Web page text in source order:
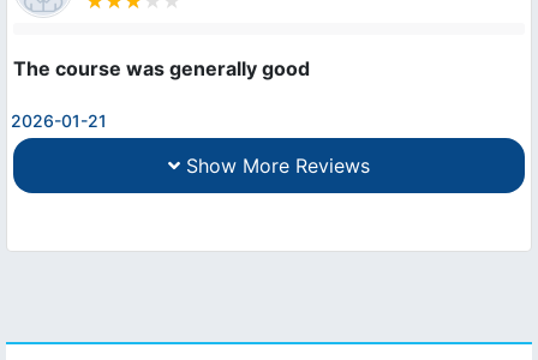
The course was generally good
2026-01-21
Show More Reviews